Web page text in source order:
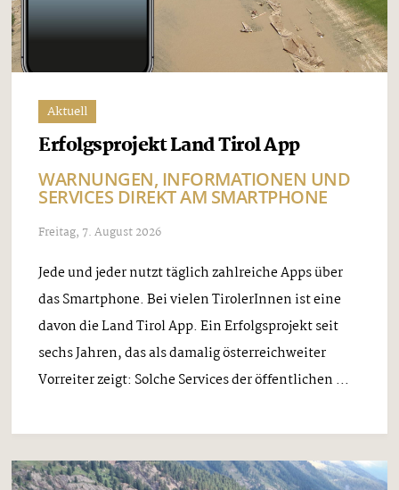
Aktuell
Erfolgsprojekt Land Tirol App
WARNUNGEN, INFORMATIONEN UND
SERVICES DIREKT AM SMARTPHONE
Freitag, 7. August 2026
Jede und jeder nutzt täglich zahlreiche Apps über
das Smartphone. Bei vielen TirolerInnen ist eine
davon die Land Tirol App. Ein Erfolgsprojekt seit
sechs Jahren, das als damalig österreichweiter
Vorreiter zeigt: Solche Services der öffentlichen ...